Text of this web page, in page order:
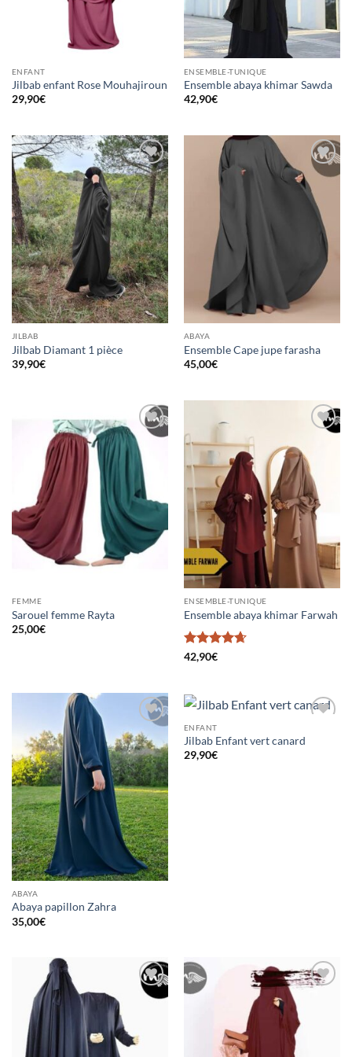
ENFANT
Jilbab enfant Rose Mouhajiroun
29,90€
ENSEMBLE-TUNIQUE
Ensemble abaya khimar Sawda
42,90€
Ajouter
à la liste
d’envies
JILBAB
Jilbab Diamant 1 pièce
39,90€
Ajouter
à la liste
d’envies
ABAYA
Ensemble Cape jupe farasha
45,00€
Ajouter
à la liste
d’envies
FEMME
Sarouel femme Rayta
25,00€
à la liste
d’envies
ENSEMBLE-TUNIQUE
Ensemble abaya khimar Farwah
Note4.67
42,90€
Ajouter
à la liste
d’envies
ABAYA
Abaya papillon Zahra
35,00€
à la liste
ENFANT
Jilbab Enfant vert canard
29,90€
Ajouter
d’envies